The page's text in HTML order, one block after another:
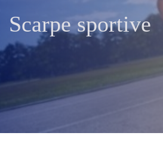
Scarpe sportive